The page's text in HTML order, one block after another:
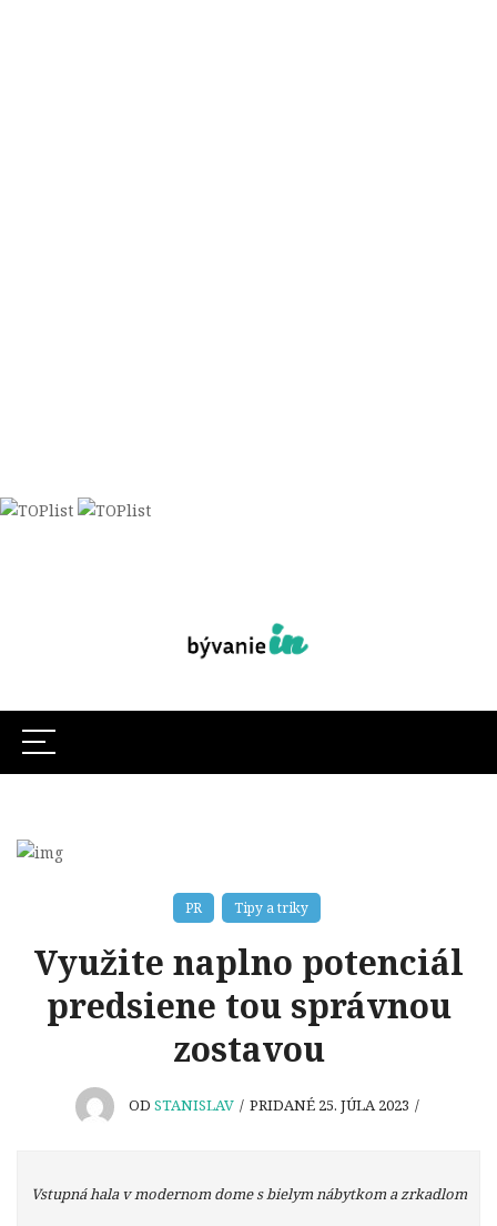
PR Tipy a triky
Využite naplno potenciál
predsiene tou správnou
zostavou
OD STANISLAV / PRIDANÉ 25. JÚLA 2023 /
Vstupná hala v modernom dome s bielym nábytkom a zrkadlom